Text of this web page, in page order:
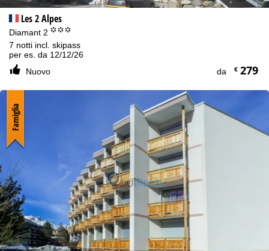
Les 2 Alpes
Diamant 2 °°°
7 notti incl. skipass
per es. da 12/12/26
Nuovo
da €279
Famiglia